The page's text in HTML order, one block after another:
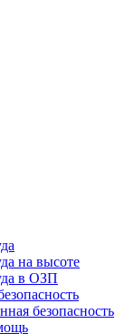
на высоте
в ОЗП
безопасность